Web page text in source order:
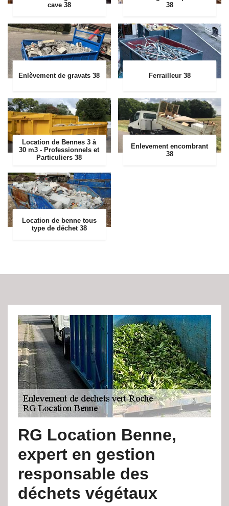
cave 38
38
Enlèvement de gravats 38 Ferrailleur 38
Location de Bennes 3 à
30 m3 - Professionnels et
Particuliers 38
Enlevement encombrant
38
Location de benne tous
type de déchet 38
RG Location Benne,
expert en gestion
responsable des
déchets végétaux